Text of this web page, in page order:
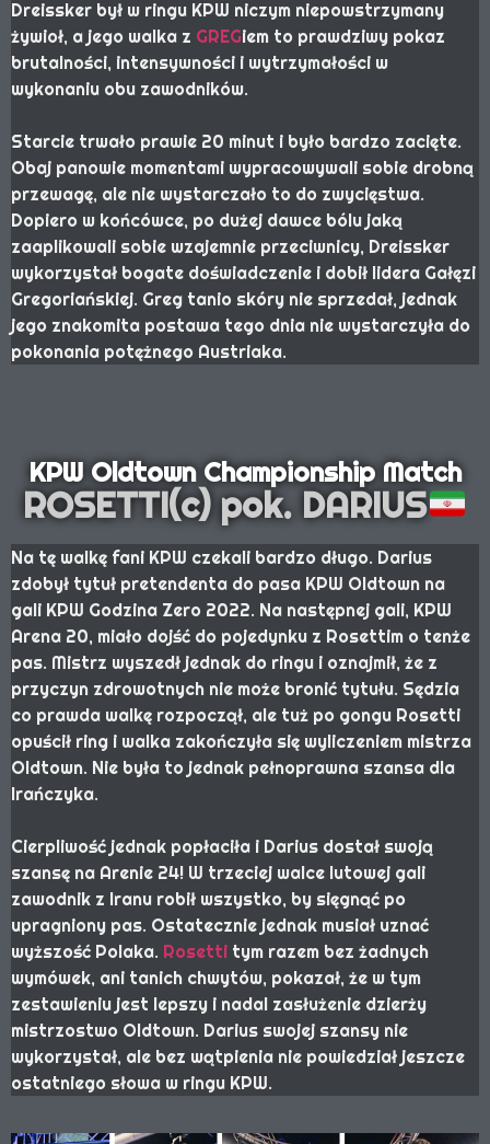
Dreissker był w ringu KPW niczym niepowstrzymany
żywioł, a jego walka z GREGiem to prawdziwy pokaz
brutalności, intensywności i wytrzymałości w
wykonaniu obu zawodników.
Starcie trwało prawie 20 minut i było bardzo zacięte.
Obaj panowie momentami wypracowywali sobie drobną
przewagę, ale nie wystarczało to do zwycięstwa.
Dopiero w końcówce, po dużej dawce bólu jaką
zaaplikowali sobie wzajemnie przeciwnicy, Dreissker
wykorzystał bogate doświadczenie i dobił lidera Gałęzi
Gregoriańskiej. Greg tanio skóry nie sprzedał, jednak
jego znakomita postawa tego dnia nie wystarczyła do
pokonania potężnego Austriaka.
KPW Oldtown Championship Match
ROSETTI(c) pok. DARIUS
Na tę walkę fani KPW czekali bardzo długo. Darius
zdobył tytuł pretendenta do pasa KPW Oldtown na
gali KPW Godzina Zero 2022. Na następnej gali, KPW
Arena 20, miało dojść do pojedynku z Rosettim o tenże
pas. Mistrz wyszedł jednak do ringu i oznajmił, że z
przyczyn zdrowotnych nie może bronić tytułu. Sędzia
co prawda walkę rozpoczął, ale tuż po gongu Rosetti
opuścił ring i walka zakończyła się wyliczeniem mistrza
Oldtown. Nie była to jednak pełnoprawna szansa dla
Irańczyka.
Cierpliwość jednak popłaciła i Darius dostał swoją
szansę na Arenie 24! W trzeciej walce lutowej gali
zawodnik z Iranu robił wszystko, by sięgnąć po
upragniony pas. Ostatecznie jednak musiał uznać
wyższość Polaka. Rosetti tym razem bez żadnych
wymówek, ani tanich chwytów, pokazał, że w tym
zestawieniu jest lepszy i nadal zasłużenie dzierży
mistrzostwo Oldtown. Darius swojej szansy nie
wykorzystał, ale bez wątpienia nie powiedział jeszcze
ostatniego słowa w ringu KPW.